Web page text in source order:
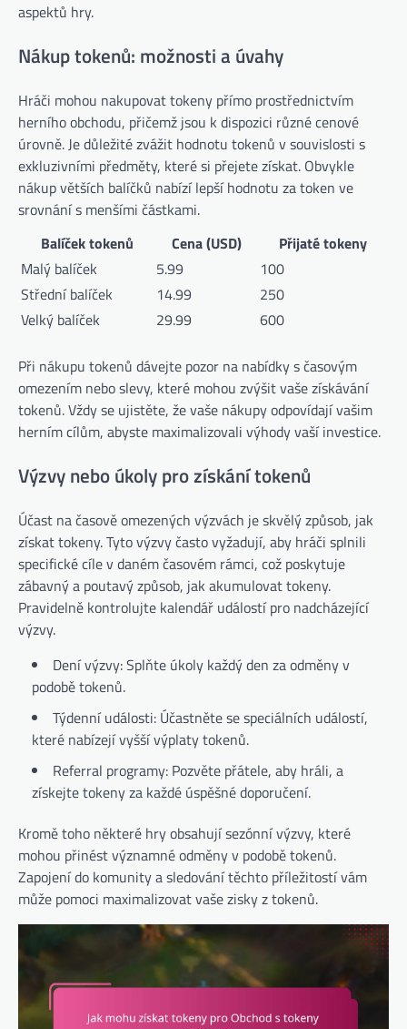
aspektů hry.
Nákup tokenů: možnosti a úvahy
Hráči mohou nakupovat tokeny přímo prostřednictvím
herního obchodu, přičemž jsou k dispozici různé cenové
úrovně. Je důležité zvážit hodnotu tokenů v souvislosti s
exkluzivními předměty, které si přejete získat. Obvykle
nákup větších balíčků nabízí lepší hodnotu za token ve
srovnání s menšími částkami.
Balíček tokenů
Cena (USD)
Přijaté tokeny
Malý balíček
5.99
100
Střední balíček
14.99
250
Velký balíček
29.99 600
Při nákupu tokenů dávejte pozor na nabídky s časovým
omezením nebo slevy, které mohou zvýšit vaše získávání
tokenů. Vždy se ujistěte, že vaše nákupy odpovídají vašim
herním cílům, abyste maximalizovali výhody vaší investice.
Výzvy nebo úkoly pro získání tokenů
Účast na časově omezených výzvách je skvělý způsob, jak
získat tokeny. Tyto výzvy často vyžadují, aby hráči splnili
specifické cíle v daném časovém rámci, což poskytuje
zábavný a poutavý způsob, jak akumulovat tokeny.
Pravidelně kontrolujte kalendář událostí pro nadcházející
výzvy.
Dení výzvy: Splňte úkoly každý den za odměny v
podobě tokenů.
Týdenní události: Účastněte se speciálních událostí,
které nabízejí vyšší výplaty tokenů.
Referral programy: Pozvěte přátele, aby hráli, a
získejte tokeny za každé úspěšné doporučení.
Kromě toho některé hry obsahují sezónní výzvy, které
mohou přinést významné odměny v podobě tokenů.
Zapojení do komunity a sledování těchto příležitostí vám
může pomoci maximalizovat vaše zisky z tokenů.